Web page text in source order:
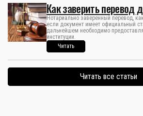
Как заверить перевод
Нотариально заверенный перевод,
если документ имеет официальный
дальнейшем необходимо
институции.
Читать
Читать все статьи